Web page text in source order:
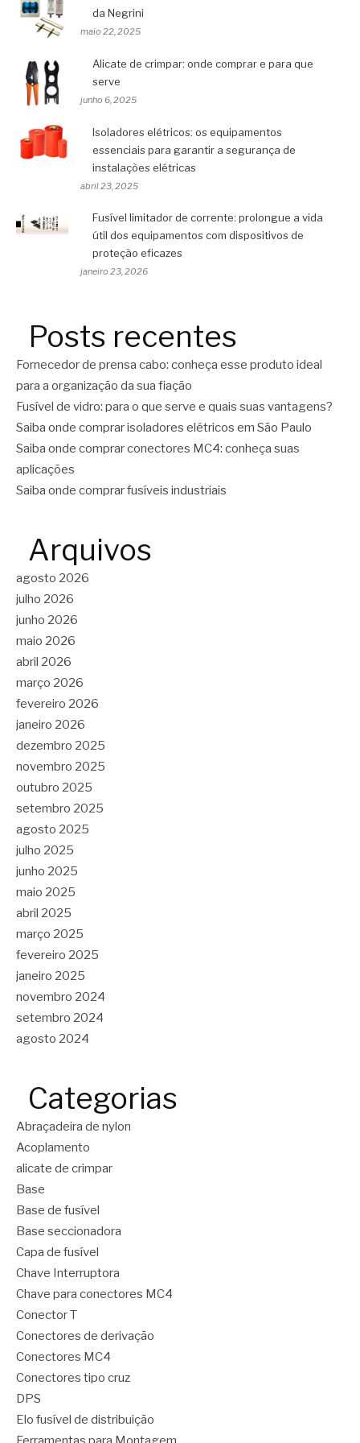
da Negrini
maio 22, 2025
Alicate de crimpar: onde comprar e para que
serve
junho 6, 2025
Isoladores elétricos: os equipamentos
essenciais para garantir a segurança de
instalações elétricas
abril 23, 2025
Fusível limitador de corrente: prolongue a vida
útil dos equipamentos com dispositivos de
proteção eficazes
janeiro 23, 2026
Posts recentes
Fornecedor de prensa cabo: conheça esse produto ideal
para a organização da sua fiação
Fusível de vidro: para o que serve e quais suas vantagens?
Saiba onde comprar isoladores elétricos em São Paulo
Saiba onde comprar conectores MC4: conheça suas
aplicações
Saiba onde comprar fusíveis industriais
Arquivos
agosto 2026
julho 2026
junho 2026
maio 2026
abril 2026
março 2026
fevereiro 2026
janeiro 2026
dezembro 2025
novembro 2025
outubro 2025
setembro 2025
agosto 2025
julho 2025
junho 2025
maio 2025
abril 2025
março 2025
fevereiro 2025
janeiro 2025
novembro 2024
setembro 2024
agosto 2024
Categorias
Abraçadeira de nylon
Acoplamento
alicate de crimpar
Base
Base de fusível
Base seccionadora
Capa de fusível
Chave Interruptora
Chave para conectores MC4
Conector T
Conectores de derivação
Conectores MC4
Conectores tipo cruz
DPS
Elo fusível de distribuição